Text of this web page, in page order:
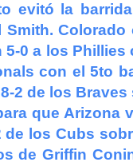
evitó la
Smith.
5-0 a los
con el 5to
2 de los
que Arizona
de los Cubs
de Griffin